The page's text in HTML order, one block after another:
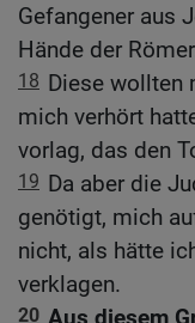
Gefangener aus
Hände der
18 Diese wollten
mich verhört
vorlag, das den
19 Da aber die
genötigt, mich
nicht, als hätte
verklagen.
20 Aus diesem